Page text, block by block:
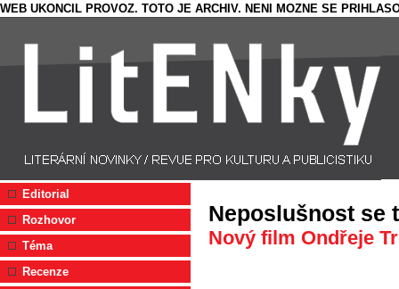
WEB UKONCIL PROVOZ. TOTO JE ARCHIV. NENI MOZNE SE
Editorial
Rozhovor
Téma
Recenze
Neposlušnost se
Nový film Ondřeje